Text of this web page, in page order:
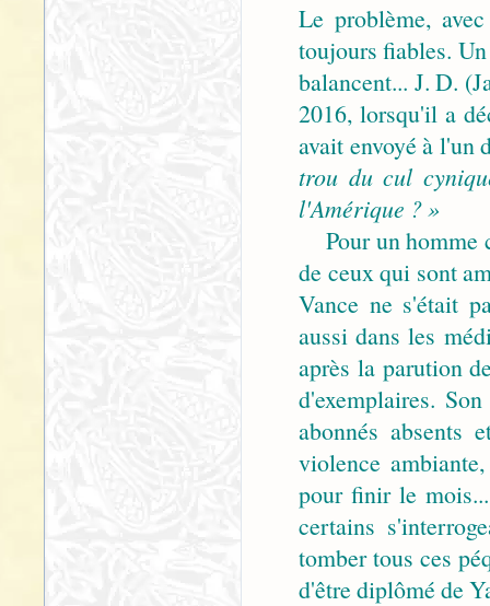
Le problème,
toujours fiables.
balancent... J. D.
2016, lorsqu'il a
avait envoyé à l'un
trou du cul
l'Amérique ? »
Pour un homme
de ceux qui sont
Vance ne s'était
aussi dans les
après la parution
d'exemplaires.
abonnés absents
violence
pour finir le
certains
tomber tous ces
d'être diplômé de